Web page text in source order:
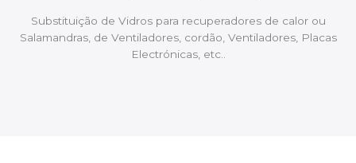
Substituição de Vidros para recuperadores de calor ou
Salamandras, de Ventiladores, cordão, Ventiladores, Placas
Electrónicas, etc..